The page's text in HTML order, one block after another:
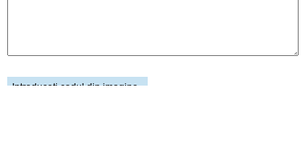
Introduceti codul din imagine